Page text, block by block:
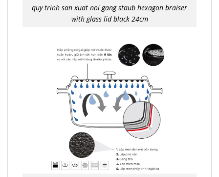
quy trinh san xuat noi gang staub hexagon braiser
with glass lid black 24cm